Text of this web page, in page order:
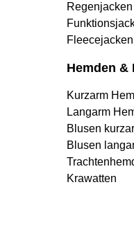
Regenjacken
Hemden &
Kurzarm
Langarm
Blusen
Blusen
Krawatten